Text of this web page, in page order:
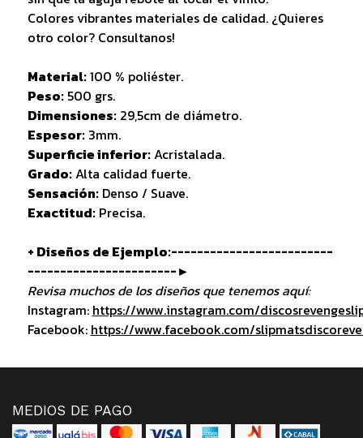
Colores vibrantes materiales de calidad. ¿Quieres
otro color? Consultanos!
Material:100 % poliéster.
Peso:500 grs.
Dimensiones:29,5cm de diámetro.
Espesor:3mm.
Superficie inferior:Acristalada.
Grado:Alta calidad fuerte.
Sensación:Denso / Suave.
Exactitud:Precisa.
+ Diseños de Ejemplo:-------------------------
-----------------------►
Revisa muchos de los diseños que tenemos aquí:
Instagram: https://www.instagram.com/
Facebook: https://www.facebook.com/
MEDIOS DE PAGO